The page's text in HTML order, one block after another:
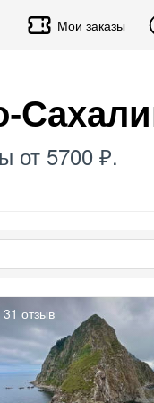
Мои заказы
от 5700 ₽.
31 отзыв